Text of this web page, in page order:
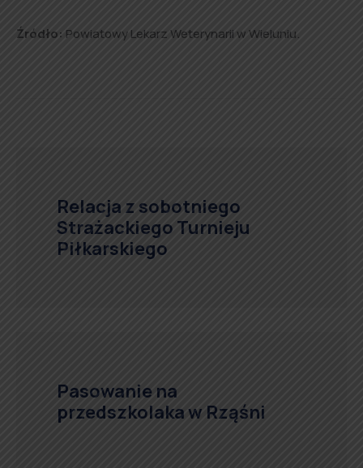
Źródło: Powiatowy Lekarz Weterynarii w Wieluniu.
Relacja z sobotniego
Strażackiego Turnieju
Piłkarskiego
Pasowanie na
przedszkolaka w Rząśni